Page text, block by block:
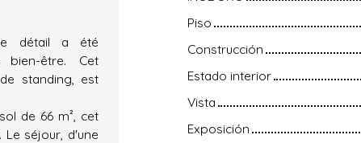
détail a été
être. Cet
standing, est
de 66 m², cet
séjour, d'une
Piso
Construcción
Estado interior
Vista
Exposición